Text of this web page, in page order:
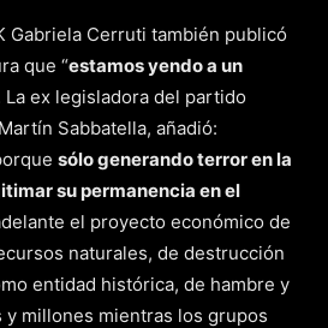
Gabriela Cerruti también publicó
que “estamos yendo a un
La ex legisladora del partido
Sabbatella, añadió:
sólo generando terror en la
su permanencia en el
el proyecto económico de
naturales, de destrucción
entidad histórica, de hambre y
y millones mientras los grupos